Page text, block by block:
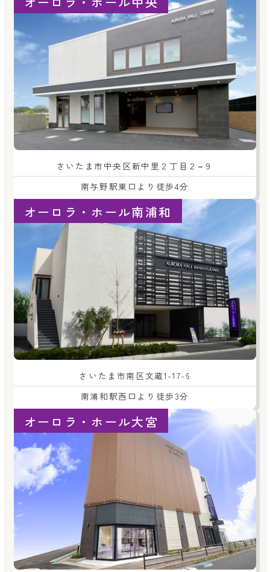
さいたま市中央区新中里２丁目２−９
南与野駅東口より徒歩4分
オーロラ・ホール南浦和
さいたま市南区文蔵1-17-6
南浦和駅西口より徒歩3分
オーロラ・ホール大宮